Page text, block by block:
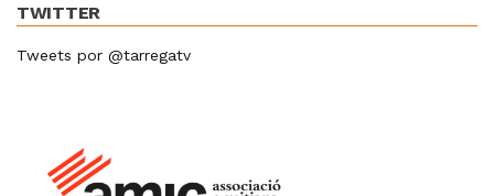
TWITTER
Tweets por @tarregatv